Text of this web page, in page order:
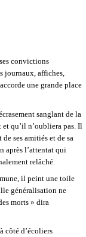
convictions
journaux, affiches,
une grande place
sanglant de la
qu’il n’oubliera pas. Il
ses amitiés et de sa
après l’attentat qui
relâché.
il peint une toile
généralisation ne
morts » dira
côté d’écoliers